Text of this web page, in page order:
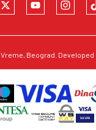
Vreme , Beograd. Developed